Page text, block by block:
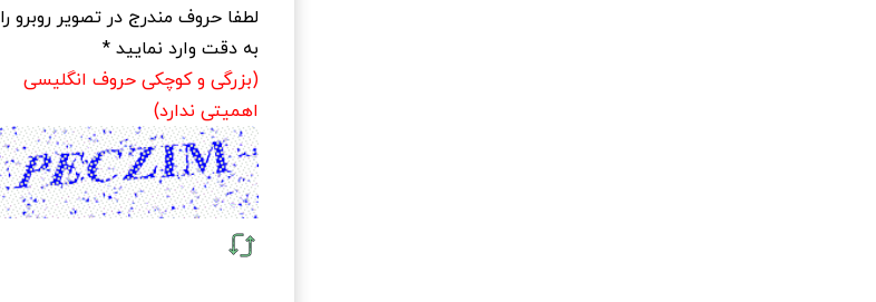
لطفا حروف مندرج در تصوير روبرو را
به دقت وارد نماييد *
(بزرگی و کوچکی حروف انگليسی
اهميتی ندارد)